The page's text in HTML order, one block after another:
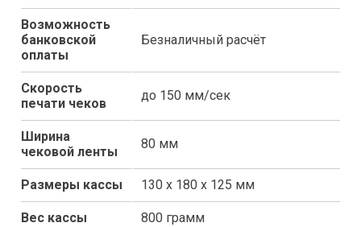
Возможность
банковской
оплаты
Безналичный расчёт
Скорость
печати чеков
до 150 мм/сек
Ширина
чековой ленты
80 мм
Размеры кассы 130 х 180 х 125 мм
Вес кассы 800 грамм